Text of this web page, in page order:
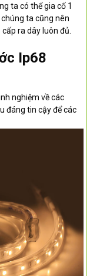
ta có thể gia cố 1
ta cũng nên
ra dây luôn đủ.
Ip68
nghiệm về các
đáng tin cậy để các